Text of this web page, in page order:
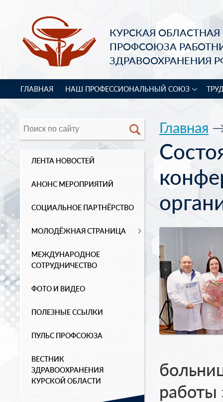
КУРСКАЯ
ПРОФСОЮЗА
ЗДРАВООХРАНЕНИЯ
ГЛАВНАЯ НАШ ПРОФЕССИОНАЛЬНЫЙ СОЮЗ
ЛЕНТА НОВОСТЕЙ
АНОНС МЕРОПРИЯТИЙ
СОЦИАЛЬНОЕ ПАРТНЁРСТВО
МОЛОДЁЖНАЯ СТРАНИЦА
МЕЖДУНАРОДНОЕ
СОТРУДНИЧЕСТВО
ФОТО И ВИДЕО
ПОЛЕЗНЫЕ ССЫЛКИ
ПУЛЬС ПРОФСОЮЗА
ВЕСТНИК
ЗДРАВООХРАНЕНИЯ
КУРСКОЙ ОБЛАСТИ
Главная
работы